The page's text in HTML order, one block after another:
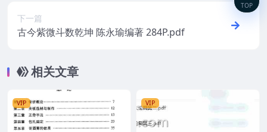
下一篇
古今紫微斗数乾坤 陈永瑜编著 284P.pdf
相关文章
VIP VIP
TOP